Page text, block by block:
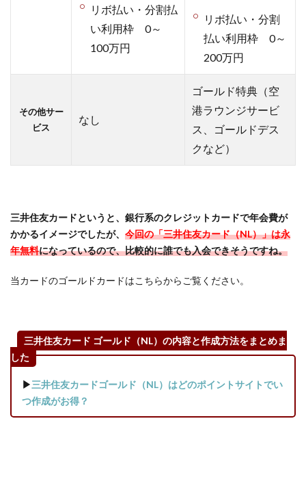
るポ
トサ
経由
者は
7,000
円
分）
（NL）
の「即
「通常
発行」
はどち
リボ払い・分割払
い利用枠 0～
100万円
リボ払い・分割
払い利用枠 0～
200万円
その他サー
ビス
なし
ゴールド特典（空
港ラウンジサービ
ス、ゴールドデス
クなど）
三井住友カードというと、銀行系のクレジットカードで年会費が
かかるイメージでしたが、 今回の「三井住友カード（NL）」は永
年無料になっているので、比較的に誰でも入会できそうですね。
当カードのゴールドカードはこちらからご覧ください。
三井住友カード ゴールド（NL）の内容と作成方法をまとめま
した
▶三井住友カードゴールド（NL）はどのポイントサイトでい
つ作成がお得？